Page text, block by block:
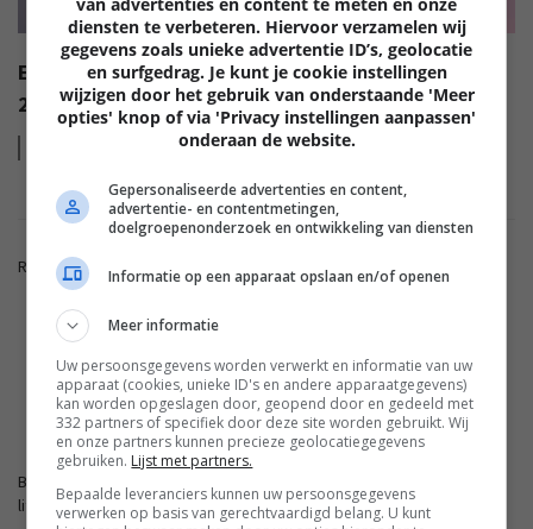
EISA AWARDS: WAT ZIJN DE BESTE PRODUCTEN VAN
2022?
Reacties zijn gesloten.
FWD.NL
Blijf op de hoogte met de nieuwste artikelen van ons
lifestyleplatform en bezoek FWD.nl.
diensten te verbeteren. Hiervoor verzamelen wij
gegevens zoals unieke advertentie ID’s, geolocatie
en surfgedrag. Je kunt je cookie instellingen
wijzigen door het gebruik van onderstaande 'Meer
opties' knop of via 'Privacy instellingen aanpassen'
onderaan de website.
Gepersonaliseerde advertenties en content,
advertentie- en contentmetingen,
doelgroepenonderzoek en ontwikkeling van diensten
Informatie op een apparaat opslaan en/of openen
Meer informatie
Uw persoonsgegevens worden verwerkt en informatie van uw
apparaat (cookies, unieke ID's en andere apparaatgegevens)
kan worden opgeslagen door, geopend door en gedeeld met
332 partners of specifiek door deze site worden gebruikt. Wij
en onze partners kunnen precieze geolocatiegegevens
gebruiken. Lijst met partners.
Bepaalde leveranciers kunnen uw persoonsgegevens
verwerken op basis van gerechtvaardigd belang. U kunt